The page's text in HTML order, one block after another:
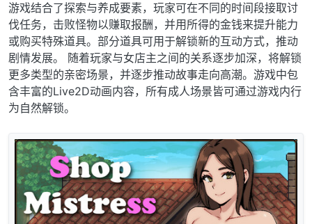
游戏结合了探索与养成要素，玩家可在不同的时间段接取讨
伐任务，击败怪物以赚取报酬，并用所得的金钱来提升能力
或购买特殊道具。部分道具可用于解锁新的互动方式，推动
剧情发展。 随着玩家与女店主之间的关系逐步加深，将解锁
更多类型的亲密场景，并逐步推动故事走向高潮。游戏中包
含丰富的Live2D动画内容，所有成人场景皆可通过游戏内行
为自然解锁。